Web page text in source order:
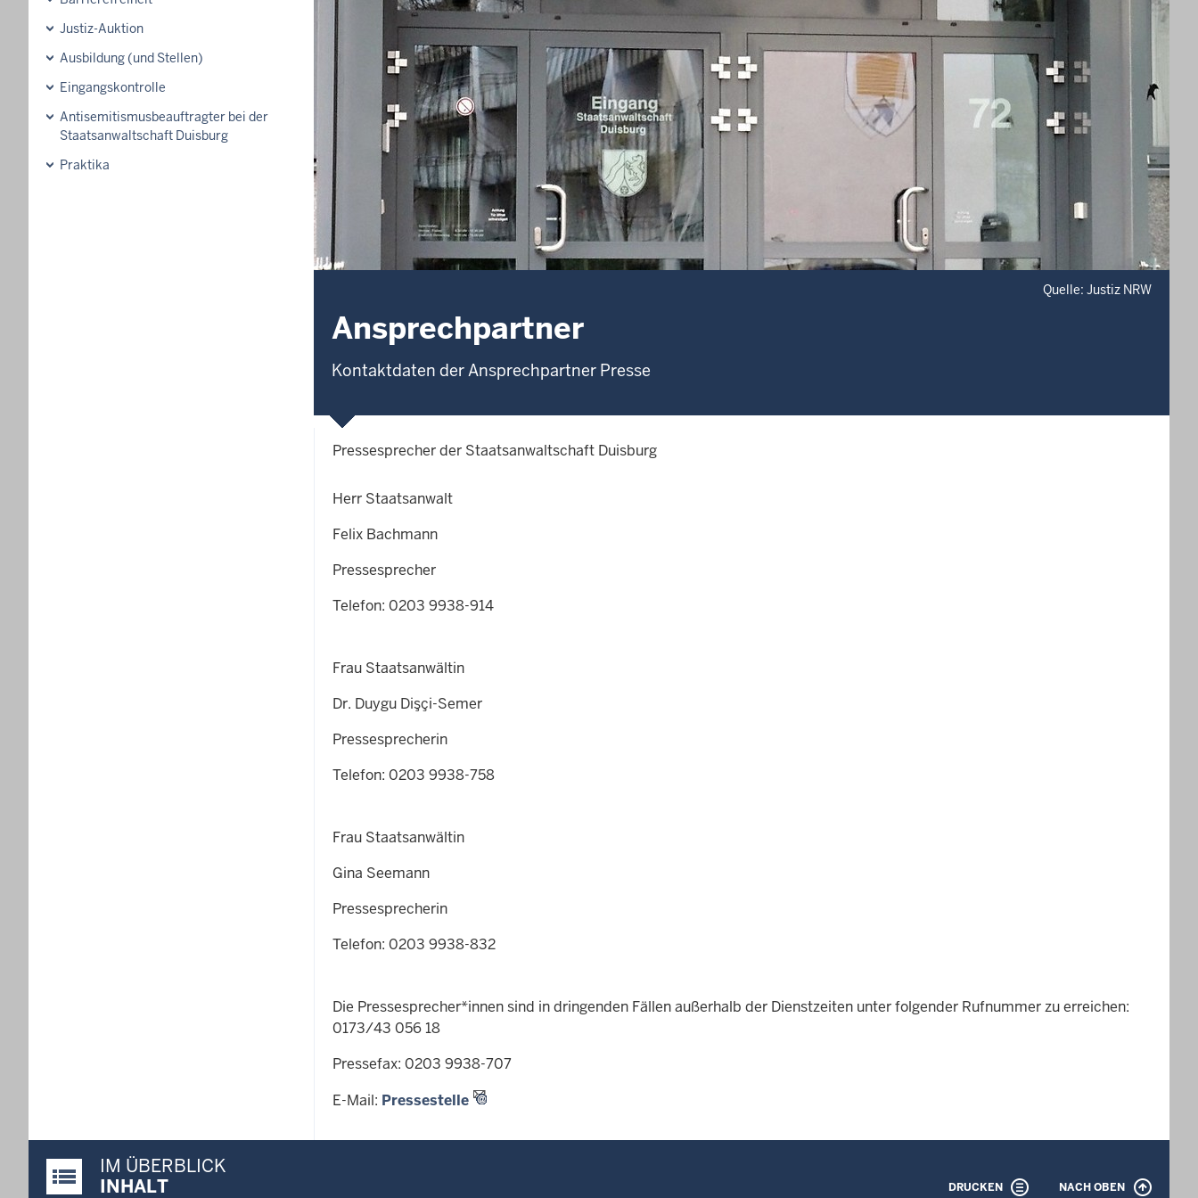
Justiz-Auktion
Ausbildung (und Stellen)
Eingangskontrolle
Antisemitismusbeauftragter bei der
Staatsanwaltschaft Duisburg
Praktika
Quelle: Justiz NRW
Ansprechpartner
Kontaktdaten der Ansprechpartner Presse
Pressesprecher der Staatsanwaltschaft Duisburg
Herr Staatsanwalt
Felix Bachmann
Pressesprecher
Telefon: 0203 9938-914
Frau Staatsanwältin
Dr. Duygu Dişçi-Semer
Pressesprecherin
Telefon: 0203 9938-758
Frau Staatsanwältin
Gina Seemann
Pressesprecherin
Telefon: 0203 9938-832
Die Pressesprecher*innen sind in dringenden Fällen außerhalb der Dienstzeiten unter folgender Rufnummer zu erreichen:
0173/43 056 18
Pressefax: 0203 9938-707
E-Mail: Pressestelle
Justiz-Portal im Überblick:
IM ÜBERBLICK
INHALT
DRUCKEN NACH OBEN